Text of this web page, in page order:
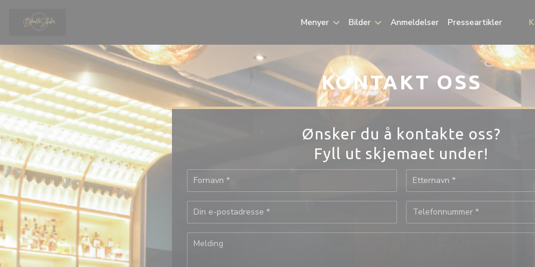
Menyer Bilder Anmeldelser Presseartikler
KONTAKT OSS
Ønsker du å kontakte oss?
Fyll ut skjemaet under!